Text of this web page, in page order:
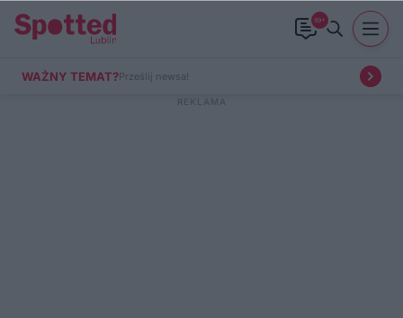
99+
WAŻNY TEMAT?Prześlij newsa!